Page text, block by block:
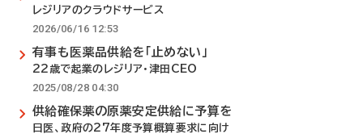
レジリアのクラウドサービス
2026/06/16 12:53
有事も医薬品供給を「止めない」
22歳で起業のレジリア・津田CEO
2025/08/28 04:30
供給確保薬の原薬安定供給に予算を
日医、政府の27年度予算概算要求に向け